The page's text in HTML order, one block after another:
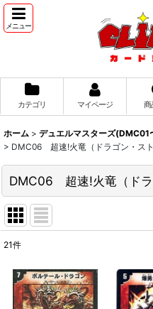
メニュー
カテゴリ マイページ 商
ホーム > デュエルマスターズ(DMC01
> DMC06 超速!火竜（ドラゴン・スト
DMC06 超速!火竜（ドラ
並び順:
21件